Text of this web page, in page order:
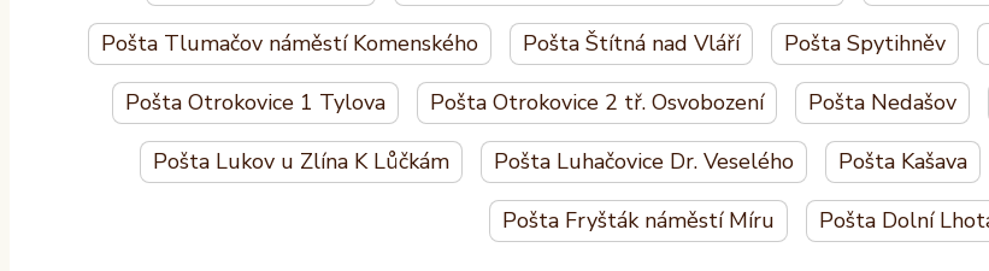
Pošta Tlumačov náměstí Komenského Pošta Štítná nad Vláří Pošta Spytihněv
Pošta Otrokovice 1 Tylova Pošta Otrokovice 2 tř. Osvobození Pošta Nedašov
Pošta Lukov u Zlína K Lůčkám Pošta Luhačovice Dr. Veselého Pošta Kašava
Pošta Fryšták náměstí Míru Pošta Dolní